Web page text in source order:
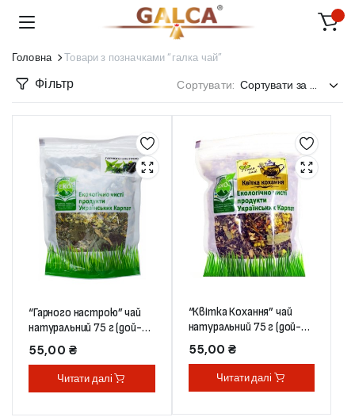
Головна Товари з позначками “галка чай”
Фільтр Сортувати:
“Гарного настрою” чай
натуральний 75 г (дой-
пак)
55,00 ₴
Читати далі
“Квітка Кохання” чай
натуральний 75 г (дой-
пак)
55,00₴
Читати далі